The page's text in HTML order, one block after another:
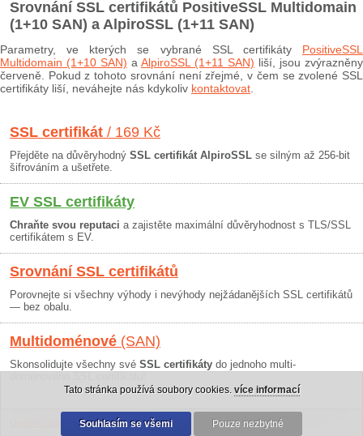
Srovnání SSL certifikátů PositiveSSL Multidomain
(1+10 SAN) a AlpiroSSL (1+11 SAN)
Parametry, ve kterých se vybrané SSL certifikáty PositiveSSL
Multidomain (1+10 SAN) a AlpiroSSL (1+11 SAN) liší, jsou zvýrazněny
červeně. Pokud z tohoto srovnání není zřejmé, v čem se zvolené SSL
certifikáty liší, neváhejte nás kdykoliv kontaktovat
SSL certifikát / 169 Kč
Přejděte na důvěryhodný SSL certifikát AlpiroSSL se silným až 256-bit
šifrováním a ušetřete.
EV SSL certifikáty
Chraňte svou reputaci a zajistěte maximální důvěryhodnost s TLS/SSL
certifikátem s EV.
Srovnání SSL certifikátů
Porovnejte si všechny výhody i nevýhody nejžádanějších SSL certifikátů
— bez obalu.
Multidoménové (SAN)
Skonsolidujte všechny své SSL certifikáty do jednoho multi-
Obchodní podmínky|30 dní záruka
Tato stránka používá soubory cookies. více informací
Souhlasím se všemi Pouze nezbytné